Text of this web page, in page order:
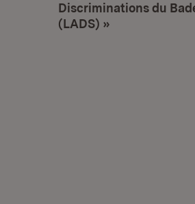
Discriminations du
(LADS) »